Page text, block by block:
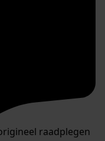
raadplegen